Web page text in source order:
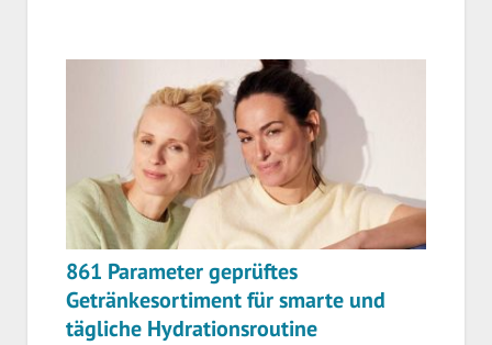
861 Parameter geprüftes
Getränkesortiment für smarte und
tägliche Hydrationsroutine